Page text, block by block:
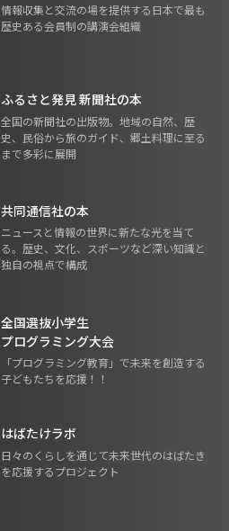
情報収集と交流の場を提供する日本で最も
歴史ある会員制の講演会組織
ふるさと発見 新聞社の本
全国の新聞社の出版物。地域の自然、歴
史、民俗から旅のガイド、郷土料理に至る
まで多彩に展開
共同通信社の本
ニュースと情報の世界に新たな光を当て
る。歴史、文化、スポーツなど深い知識と
独自の視点で構成
全国選抜小学生
プログラミング大会
「プログラミング教育」で未来を創造する
子どもたちを応援！！
はばたけラボ
日々のくらしを通じて未来世代のはばたき
を応援するプロジェクト